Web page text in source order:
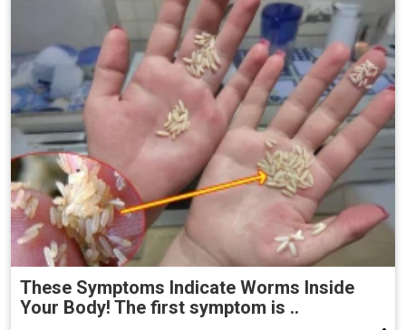
These Symptoms Indicate Worms Inside
Your Body! The first symptom is ..